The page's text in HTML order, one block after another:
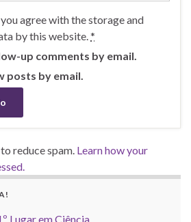
agree with the storage and
by this website.*
up comments by email.
posts by email.
reduce spam. Learn how your